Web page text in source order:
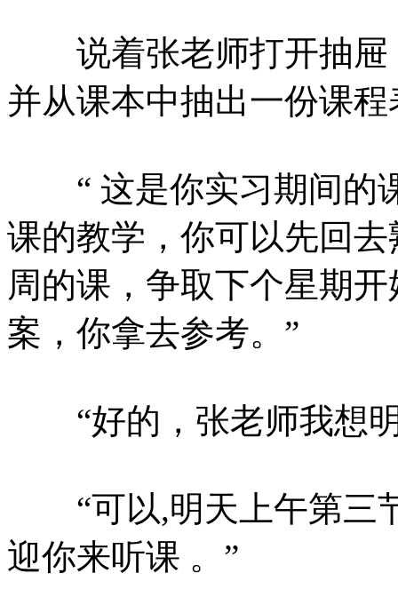
说着张老师打开抽屉
并从课本中抽出一份课程
“ 这是你实习期间的
课的教学，你可以先回
周的课，争取下个星期
案，你拿去参考。”
“好的，张老师我想明
“可以,明天上午第三
迎你来听课 。”